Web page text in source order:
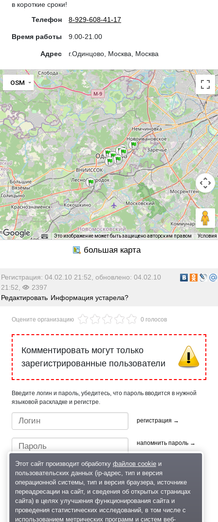
в короткие сроки!
Телефон
8-929-608-41-17
Время работы 9.00-21.00
Адрес г.Одинцово, Москва, Москва
OSM
Это изображение может быть защищено авторским правом Условия
Регистрация: 04.02.10 21:52, обновлено: 04.02.10
21:52,
2397
Редактировать Информация устарела?
Оцените организацию 0 голосов
Комментировать могут только
зарегистрированные пользователи
Введите логин и пароль, убедитесь, что пароль вводится в нужной
языковой раскладке и регистре.
регистрация →
напомнить пароль →
Быстрый вход/регистрация, используя профиль в:
Этот сайт производит обработку файлов cookieи
пользовательских данных (ip-адрес, тип и версия
операционной системы, тип и версия браузера, источнике
переадресации на сайт, и сведения об открытых страницах
сайта) в целях улучшения функционирования сайта и
проведения статистических исследований, в том числе с
использованием метрических программ и систем веб-